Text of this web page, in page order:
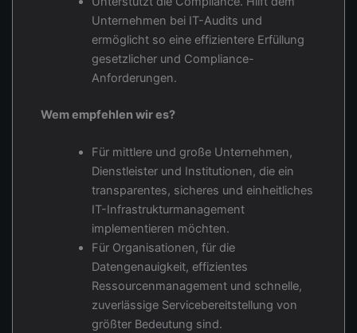
Unternehmen bei IT-Audits und
ermöglicht so eine effizientere Erfüllung
gesetzlicher und Compliance-
Anforderungen.
Wem empfehlen wir es?
Für mittlere und große Unternehmen,
Dienstleister und Institutionen, die ein
transparentes, sicheres und einheitliches
IT-Infrastrukturmanagement
implementieren möchten.
Für Organisationen, für die
Datengenauigkeit, effizientes
Ressourcenmanagement und schnelle,
zuverlässige Servicebereitstellung von
größter Bedeutung sind.